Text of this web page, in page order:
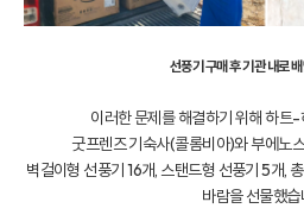
선풍기 구매 후 기관 내로
이러한 문제를 해결하기 위해 하트
굿프렌즈 기숙사(콜롬비아)와 부에노
벽걸이형 선풍기 16개, 스탠드형 선풍기 5개,
바람을 선물했습